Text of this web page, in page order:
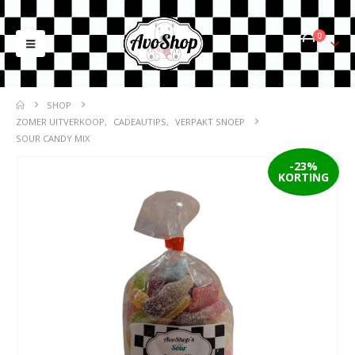
0
SHOP
ZOMER UITVERKOOP, CADEAUTIPS, VERPAKT SNOEP
SOUR CANDY MIX
-23%
KORTING